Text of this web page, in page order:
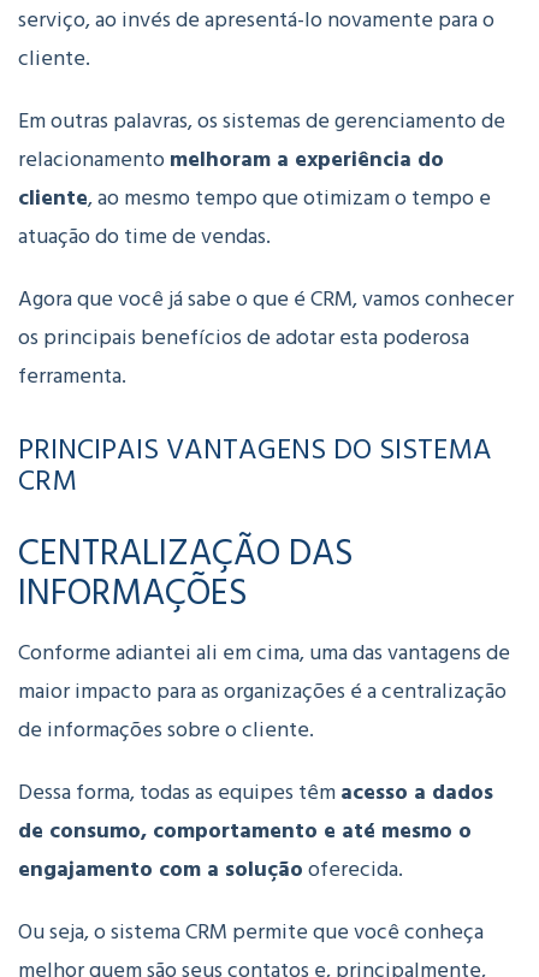
serviço, ao invés de apresentá-lo novamente para o
cliente.
Em outras palavras, os sistemas de gerenciamento de
relacionamentomelhoram a experiência do
cliente, ao mesmo tempo que otimizam o tempo e
atuação do time de vendas.
Agora que você já sabe o que é CRM, vamos conhecer
os principais benefícios de adotar esta poderosa
ferramenta.
PRINCIPAIS VANTAGENS DO SISTEMA
CRM
CENTRALIZAÇÃO DAS
INFORMAÇÕES
Conforme adiantei ali em cima, uma das vantagens de
maior impacto para as organizações é a centralização
de informações sobre o cliente.
Dessa forma, todas as equipes têmacesso a dados
de consumo, comportamento e até mesmo o
engajamento com a soluçãooferecida.
Ou seja, o sistema CRM permite que você conheça